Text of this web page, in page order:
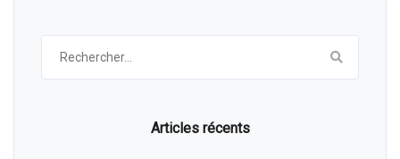
Articles récents